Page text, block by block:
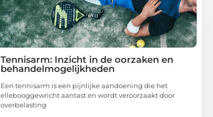
Tennisarm: Inzicht in de oorzaken en
behandelmogelijkheden
Een tennisarm is een pijnlijke aandoening die het
ellebooggewricht aantast en wordt veroorzaakt door
overbelasting